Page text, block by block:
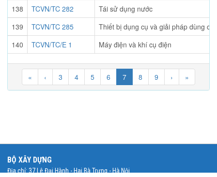
138
TCVN/TC 282
Tái sử dụng nước
139
TCVN/TC 285
Thiết bị dụng cụ và giải pháp dùng
140
TCVN/TC/E 1 Máy điện và khí cụ điện
« ‹ 3 4 5 6 7 8 9 › »
BỘ XÂY DỰNG
Địa chỉ: 37 Lê Đại Hành - Hai Bà Trưng - Hà Nội